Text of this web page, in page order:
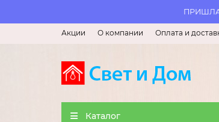
Акции О компании Оплата и
Каталог